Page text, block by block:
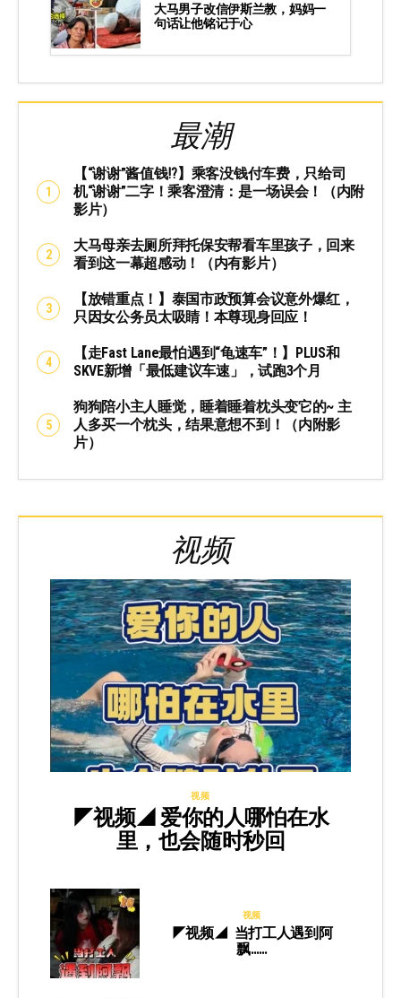
大马男子改信伊斯兰教，妈妈一
句话让他铭记于心
最潮
【“谢谢”酱值钱⁉️】乘客没钱付车费，只给司
机“谢谢”二字！乘客澄清：是一场误会！（内附
影片）
大马母亲去厕所拜托保安帮看车里孩子，回来
看到这一幕超感动！（内有影片）
【放错重点！】泰国市政预算会议意外爆红，
只因女公务员太吸睛！本尊现身回应！
【走Fast Lane最怕遇到“龟速车”！】PLUS和
SKVE新增「最低建议车速」，试跑3个月
狗狗陪小主人睡觉，睡着睡着枕头变它的~ 主
人多买一个枕头，结果意想不到！（内附影
片）
视频
视频
◤视频◢ 爱你的人哪怕在水
里，也会随时秒回
视频
◤视频◢ 当打工人遇到阿
飘……